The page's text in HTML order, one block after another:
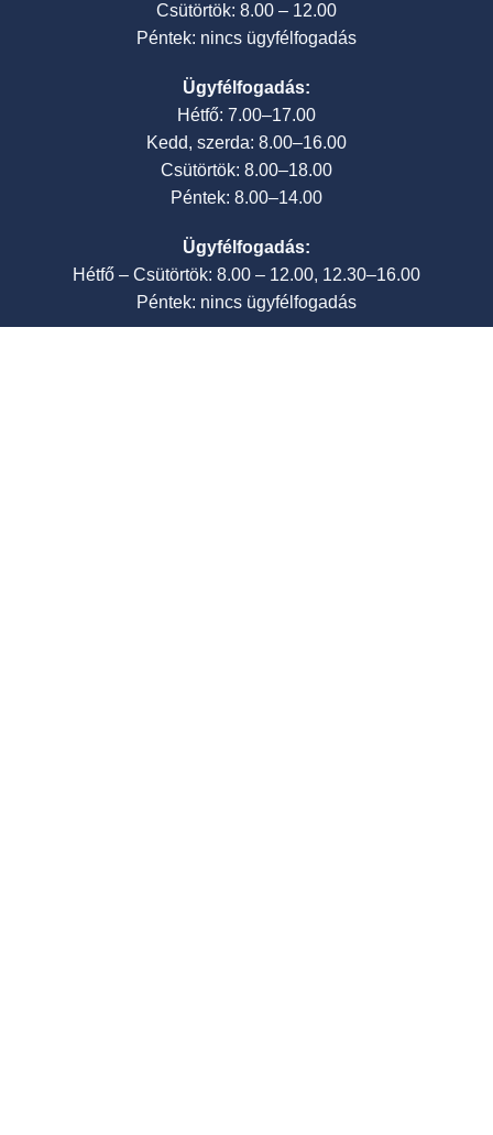
Csütörtök: 8.00 – 12.00
Péntek: nincs ügyfélfogadás
Ügyfélfogadás:
Hétfő: 7.00–17.00
Kedd, szerda: 8.00–16.00
Csütörtök: 8.00–18.00
Péntek: 8.00–14.00
Ügyfélfogadás:
Hétfő – Csütörtök: 8.00 – 12.00, 12.30–16.00
Péntek: nincs ügyfélfogadás